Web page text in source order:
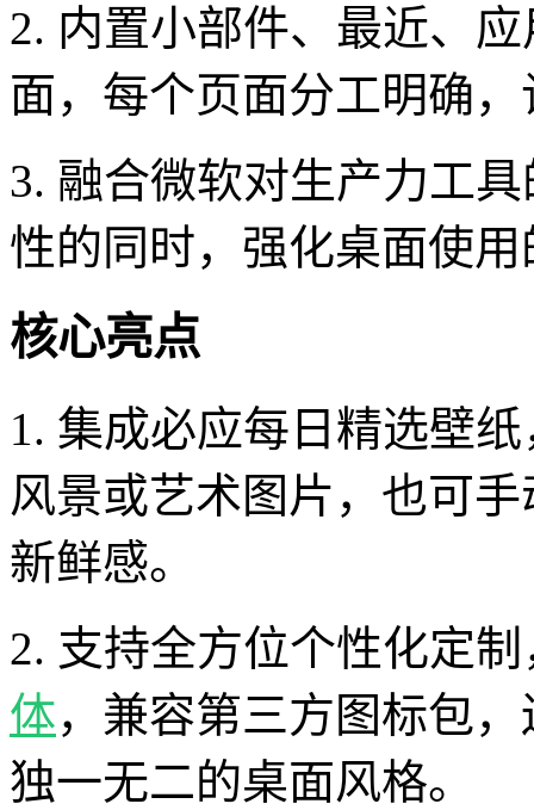
2. 内置小部件、最近、
面，每个页面分工明确
3. 融合微软对生产力工
性的同时，强化桌面使
核心亮点
1. 集成必应每日精选壁
风景或艺术图片，也可
新鲜感。
2. 支持全方位个性化定
体，兼容第三方图标包
独一无二的桌面风格。